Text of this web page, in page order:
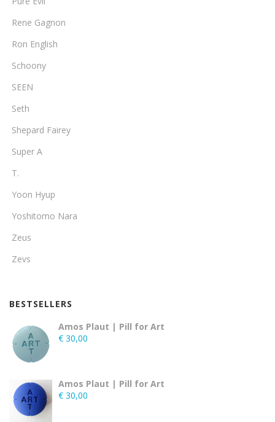
Rene Gagnon
Ron English
Schoony
SEEN
Seth
Shepard Fairey
Super A
T.
Yoon Hyup
Yoshitomo Nara
Zeus
Zevs
BESTSELLERS
Amos Plaut | Pill for Art
€ 30,00
Amos Plaut | Pill for Art
€ 30,00